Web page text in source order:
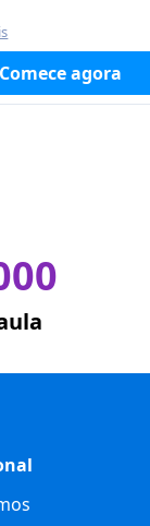
Comece agora